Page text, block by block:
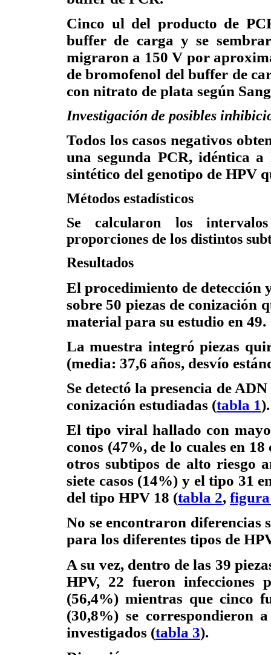
Cinco ul del producto de
buffer de carga y se
migraron a 150 V por
de bromofenol del buffer de
con nitrato de plata según
Investigación de posibles
Todos los casos negativos
una segunda PCR, idéntica
sintético del genotipo de HPV
Métodos estadísticos
Se calcularon los
proporciones de los distintos
Resultados
El procedimiento de detección
sobre 50 piezas de conización
material para su estudio en 49.
La muestra integró piezas
(media: 37,6 años, desvío
Se detectó la presencia de
conización estudiadas (tabla 1).
El tipo viral hallado con
conos (47%, de lo cuales en
otros subtipos de alto riesgo
siete casos (14%) y el tipo 31
del tipo HPV 18 (tabla 2,
No se encontraron diferencias
para los diferentes tipos de
A su vez, dentro de las 39
HPV, 22 fueron
(56,4%) mientras que cinco
(30,8%) se correspondieron
investigados (tabla 3).